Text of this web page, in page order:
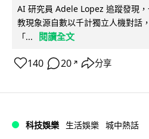
AI 研究員 Adele Lopez 追蹤發現
教現象源自數以千計獨立人機對話
「...
閱讀全文
140 20 ↗ 分享
科技娛樂 生活娛樂 城中熱話